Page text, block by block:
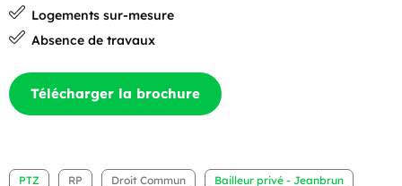
Logements sur-mesure
Absence de travaux
Télécharger la brochure
PTZ RP Droit Commun Bailleur privé - Jeanbrun